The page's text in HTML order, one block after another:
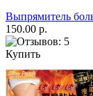
Выпрямитель
150.00 р.
Купить